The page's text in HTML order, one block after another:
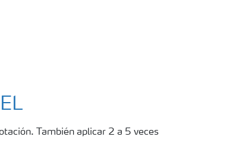
También aplicar 2 a 5 veces